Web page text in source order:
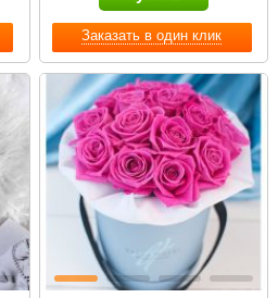
Заказать в один клик